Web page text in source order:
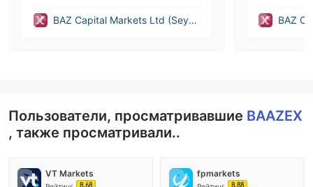
BAZ Capital Markets Ltd (Seych
BAZ
Пользователи, просматривавшие BAAZEX
, также просматривали..
VT Markets fpmarkets